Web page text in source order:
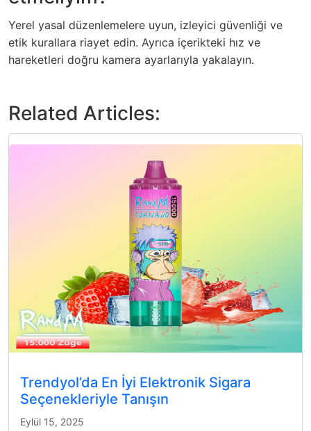
Yerel yasal düzenlemelere uyun, izleyici güvenliği ve
etik kurallara riayet edin. Ayrıca içerikteki hız ve
hareketleri doğru kamera ayarlarıyla yakalayın.
Related Articles:
Trendyol’da En İyi Elektronik Sigara
Seçenekleriyle Tanışın
Eylül 15, 2025